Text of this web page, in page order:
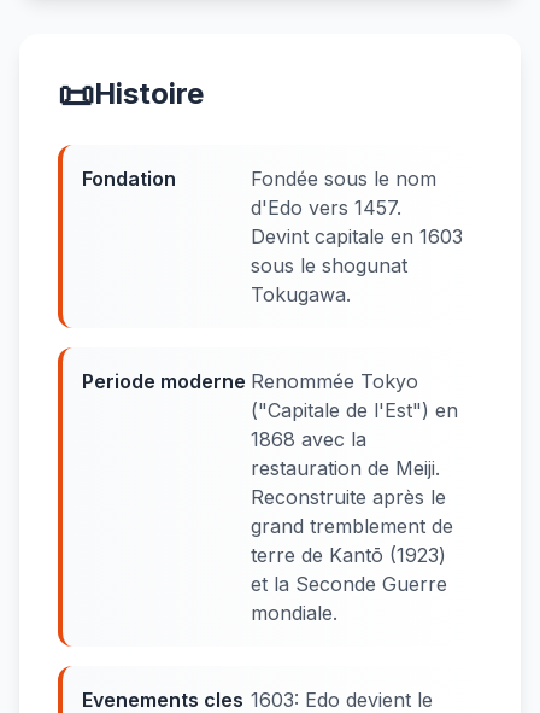
📜Histoire
Fondation
Fondée sous le nom
d'Edo vers 1457.
Devint capitale en 1603
sous le shogunat
Tokugawa.
Periode moderne Renommée Tokyo
("Capitale de l'Est") en
1868 avec la
restauration de Meiji.
Reconstruite après le
grand tremblement de
terre de Kantō (1923)
et la Seconde Guerre
mondiale.
Evenements cles 1603: Edo devient le